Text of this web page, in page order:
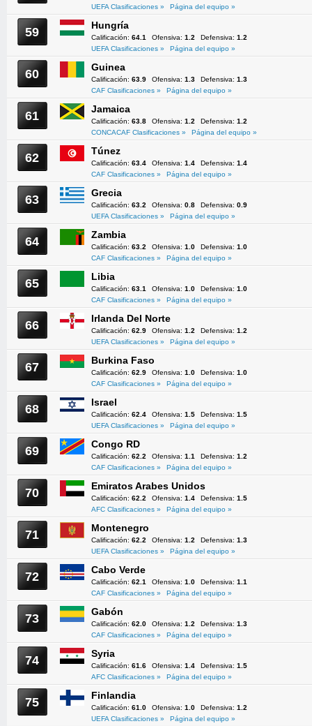
UEFA Clasificaciones »
Página del equipo »
59 Hungría
Calificación: 64.1 Ofensiva: 1.2 Defensiva: 1.2
UEFA Clasificaciones »
Página del equipo »
60 Guinea
Calificación: 63.9 Ofensiva: 1.3 Defensiva: 1.3
CAF Clasificaciones »
Página del equipo »
61 Jamaica
Calificación: 63.8 Ofensiva: 1.2 Defensiva: 1.2
CONCACAF Clasificaciones »
Página del equipo »
62 Túnez
Calificación: 63.4 Ofensiva: 1.4 Defensiva: 1.4
CAF Clasificaciones »
Página del equipo »
63 Grecia
Calificación: 63.2 Ofensiva: 0.8 Defensiva: 0.9
UEFA Clasificaciones »
Página del equipo »
64 Zambia
Calificación: 63.2 Ofensiva: 1.0 Defensiva: 1.0
CAF Clasificaciones »
Página del equipo »
65 Libia
Calificación: 63.1 Ofensiva: 1.0 Defensiva: 1.0
CAF Clasificaciones »
Página del equipo »
66 Irlanda Del Norte
Calificación: 62.9 Ofensiva: 1.2 Defensiva: 1.2
UEFA Clasificaciones »
Página del equipo »
67 Burkina Faso
Calificación: 62.9 Ofensiva: 1.0 Defensiva: 1.0
CAF Clasificaciones »
Página del equipo »
68 Israel
Calificación: 62.4 Ofensiva: 1.5 Defensiva: 1.5
UEFA Clasificaciones »
Página del equipo »
69 Congo RD
Calificación: 62.2 Ofensiva: 1.1 Defensiva: 1.2
CAF Clasificaciones »
Página del equipo »
70 Emiratos Arabes Unidos
Calificación: 62.2 Ofensiva: 1.4 Defensiva: 1.5
AFC Clasificaciones »
Página del equipo »
71 Montenegro
Calificación: 62.2 Ofensiva: 1.2 Defensiva: 1.3
UEFA Clasificaciones »
Página del equipo »
72 Cabo Verde
Calificación: 62.1 Ofensiva: 1.0 Defensiva: 1.1
CAF Clasificaciones »
Página del equipo »
73 Gabón
Calificación: 62.0 Ofensiva: 1.2 Defensiva: 1.3
CAF Clasificaciones »
Página del equipo »
74 Syria
Calificación: 61.6 Ofensiva: 1.4 Defensiva: 1.5
AFC Clasificaciones »
Página del equipo »
75 Finlandia
Calificación: 61.0 Ofensiva: 1.0 Defensiva: 1.2
UEFA Clasificaciones »
Página del equipo »